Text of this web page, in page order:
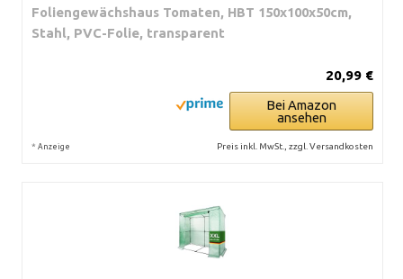
Foliengewächshaus Tomaten, HBT 150x100x50cm,
Stahl, PVC-Folie, transparent
20,99 €
Bei Amazon
ansehen
* Anzeige Preis inkl. MwSt., zzgl. Versandkosten